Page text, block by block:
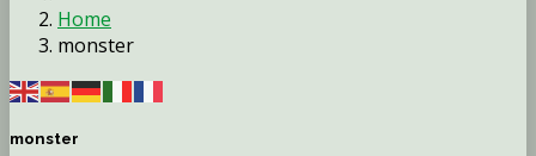
Home
monster
monster